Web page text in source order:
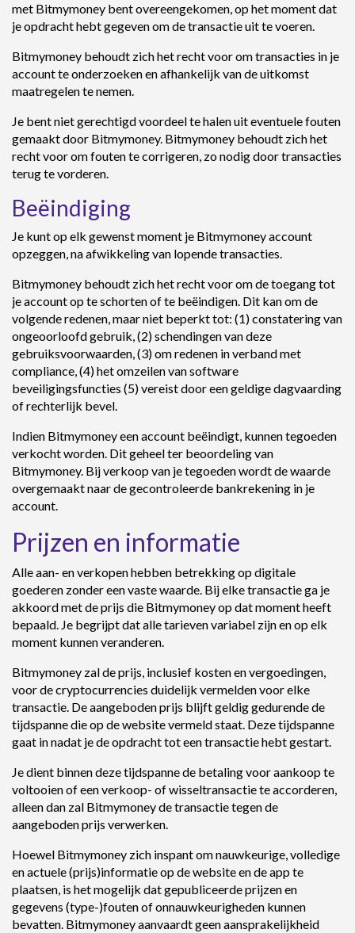
met Bitmymoney bent overeengekomen, op het moment dat
je opdracht hebt gegeven om de transactie uit te voeren.
Bitmymoney behoudt zich het recht voor om transacties in je
account te onderzoeken en afhankelijk van de uitkomst
maatregelen te nemen.
Je bent niet gerechtigd voordeel te halen uit eventuele fouten
gemaakt door Bitmymoney. Bitmymoney behoudt zich het
recht voor om fouten te corrigeren, zo nodig door transacties
terug te vorderen.
Beëindiging
Je kunt op elk gewenst moment je Bitmymoney account
opzeggen, na afwikkeling van lopende transacties.
Bitmymoney behoudt zich het recht voor om de toegang tot
je account op te schorten of te beëindigen. Dit kan om de
volgende redenen, maar niet beperkt tot: (1) constatering van
ongeoorloofd gebruik, (2) schendingen van deze
gebruiksvoorwaarden, (3) om redenen in verband met
compliance, (4) het omzeilen van software
beveiligingsfuncties (5) vereist door een geldige dagvaarding
of rechterlijk bevel.
Indien Bitmymoney een account beëindigt, kunnen tegoeden
verkocht worden. Dit geheel ter beoordeling van
Bitmymoney. Bij verkoop van je tegoeden wordt de waarde
overgemaakt naar de gecontroleerde bankrekening in je
account.
Prijzen en informatie
Alle aan- en verkopen hebben betrekking op digitale
goederen zonder een vaste waarde. Bij elke transactie ga je
akkoord met de prijs die Bitmymoney op dat moment heeft
bepaald. Je begrijpt dat alle tarieven variabel zijn en op elk
moment kunnen veranderen.
Bitmymoney zal de prijs, inclusief kosten en vergoedingen,
voor de cryptocurrencies duidelijk vermelden voor elke
transactie. De aangeboden prijs blijft geldig gedurende de
tijdspanne die op de website vermeld staat. Deze tijdspanne
gaat in nadat je de opdracht tot een transactie hebt gestart.
Je dient binnen deze tijdspanne de betaling voor aankoop te
voltooien of een verkoop- of wisseltransactie te accorderen,
alleen dan zal Bitmymoney de transactie tegen de
aangeboden prijs verwerken.
Hoewel Bitmymoney zich inspant om nauwkeurige, volledige
en actuele (prijs)informatie op de website en de app te
plaatsen, is het mogelijk dat gepubliceerde prijzen en
gegevens (type-)fouten of onnauwkeurigheden kunnen
bevatten. Bitmymoney aanvaardt geen aansprakelijkheid